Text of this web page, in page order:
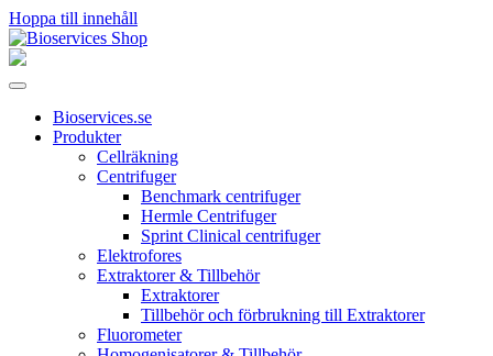
Hoppa till innehåll
Huvudnavigering
Bioservices.se
Produkter
Cellräkning
Centrifuger
Benchmark centrifuger
Hermle Centrifuger
Sprint Clinical centrifuger
Elektrofores
Extraktorer & Tillbehör
Extraktorer
Tillbehör och förbrukning till Extraktorer
Fluorometer